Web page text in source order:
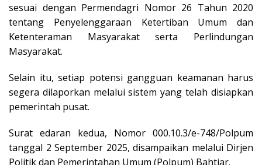
sesuai dengan Permendagri Nomor 26 Tahun 2020
tentang Penyelenggaraan Ketertiban Umum dan
Ketenteraman Masyarakat serta Perlindungan
Masyarakat.
Selain itu, setiap potensi gangguan keamanan harus
segera dilaporkan melalui sistem yang telah disiapkan
pemerintah pusat.
Surat edaran kedua, Nomor 000.10.3/e-748/Polpum
tanggal 2 September 2025, disampaikan melalui Dirjen
Politik dan Pemerintahan Umum (Polpum) Bahtiar.